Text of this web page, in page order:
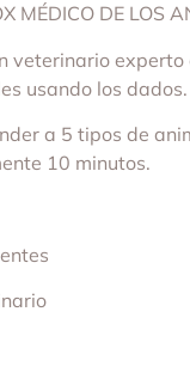
MÉDICO DE LOS
veterinario
usando los
a 5 tipos de
10 minutos.